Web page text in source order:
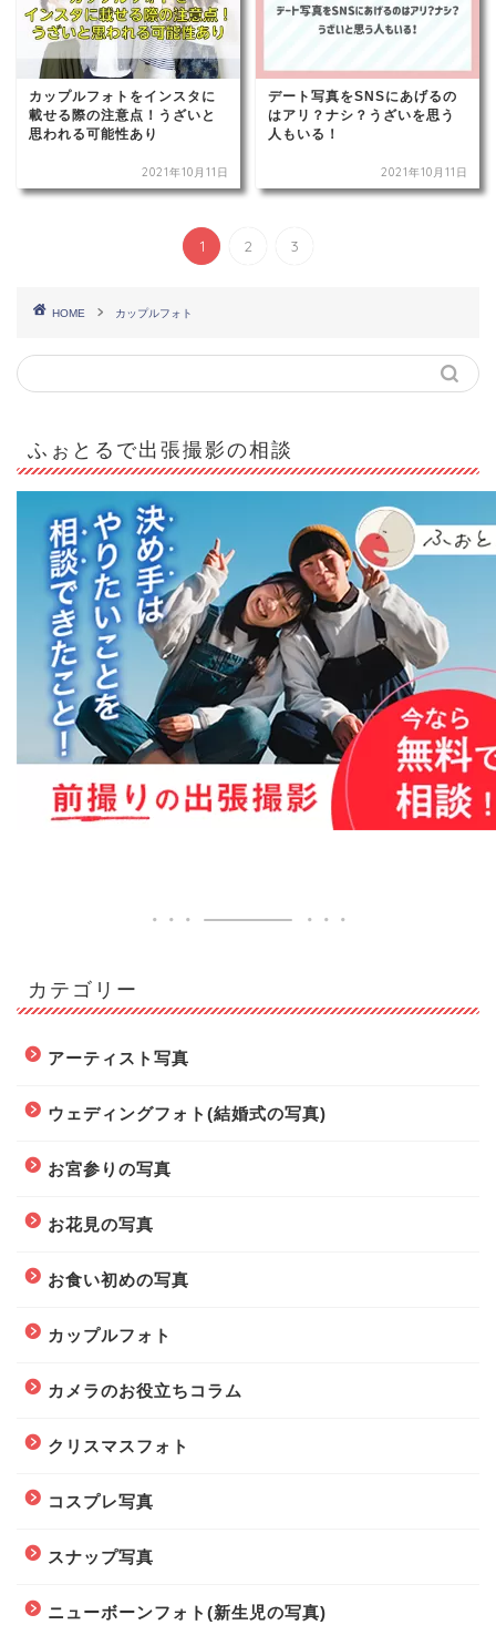
カップルフォトをインスタに
載せる際の注意点！うざいと
思われる可能性あり
2021年10月11日
デート写真をSNSにあげるの
はアリ？ナシ？うざいを思う
人もいる！
2021年10月11日
1 2 3
HOME カップルフォト
ふぉとるで出張撮影の相談
カテゴリー
アーティスト写真
ウェディングフォト(結婚式の写真)
お宮参りの写真
お花見の写真
お食い初めの写真
カップルフォト
カメラのお役立ちコラム
クリスマスフォト
コスプレ写真
スナップ写真
ニューボーンフォト(新生児の写真)